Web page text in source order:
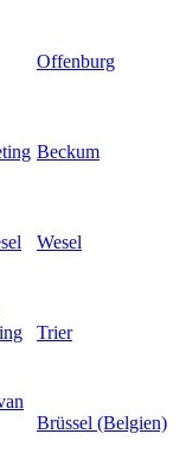
Offenburg
Beckum
Wesel
Trier
Brüssel (Belgien)